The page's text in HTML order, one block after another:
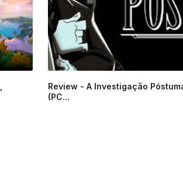
Review - A Investigação
(PC...